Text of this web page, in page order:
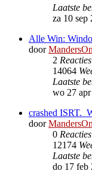
Laatste
za 10 sep
Alle Win:
door
2 Reacties
14064
Laatste
wo 27
crashed
door
0 Reacties
12174
Laatste
do 17 feb